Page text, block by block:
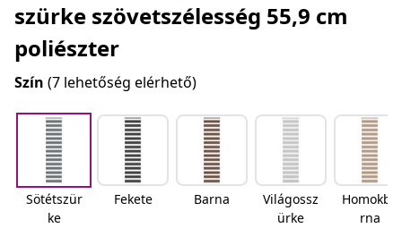
szürke szövetszélesség 55,9 cm
poliészter
Szín (7 lehetőség elérhető)
Sötétszür
ke
Fekete Barna
Világossz
ürke
Homokba
rna